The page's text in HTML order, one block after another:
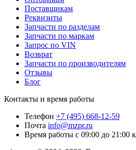
Поставщикам
Реквизиты
Запчасти по разделам
Запчасти по маркам
Запрос по VIN
Возврат
Запчасти по производителям
Отзывы
Блог
Контакты и время работы
Телефон +7 (495) 668-12-59
Почта info@mzpr.ru
Время работы с 09:00 до 21:00